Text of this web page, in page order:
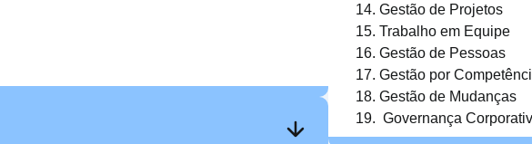
Gestão de Projetos
Trabalho em Equipe
Gestão de Pessoas
Gestão por
Gestão de Mudanças
Governança